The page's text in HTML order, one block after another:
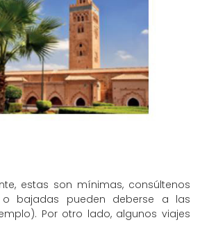
estas son mínimas, consúltenos
bajadas pueden deberse a las
Por otro lado, algunos viajes